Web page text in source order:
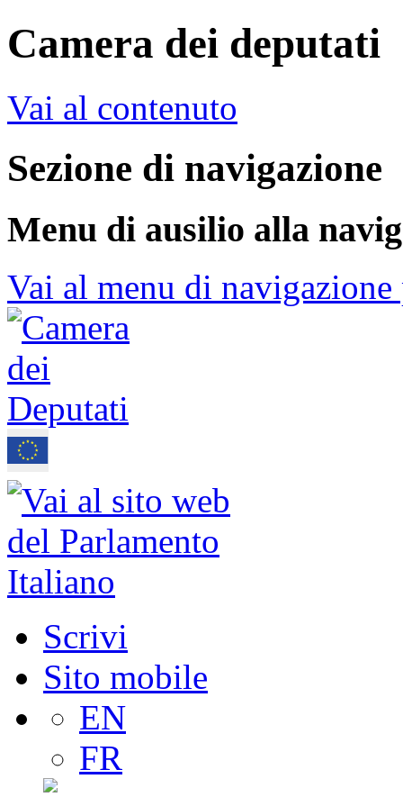
Camera dei deputati
Vai al contenuto
Sezione di navigazione
Menu di ausilio alla
Vai al menu di
Scrivi
Sito mobile
EN
FR